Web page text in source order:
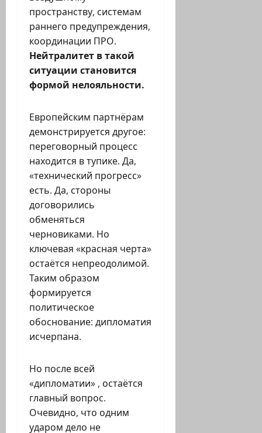
пространству, системам
раннего предупреждения,
координации ПРО.
Нейтралитет в такой
ситуации становится
формой нелояльности.
Европейским партнёрам
демонстрируется другое:
переговорный процесс
находится в тупике. Да,
«технический прогресс»
есть. Да, стороны
договорились
обменяться
черновиками. Но
ключевая «красная черта»
остаётся непреодолимой.
Таким образом
формируется
политическое
обоснование: дипломатия
исчерпана.
Но после всей
«дипломатии» , остаётся
главный вопрос.
Очевидно, что одним
ударом дело не